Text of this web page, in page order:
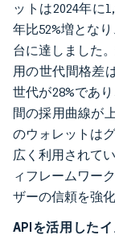
ットは2024年に
年比52%増とな
台に達しました
用の世代間格差
世代が28%であ
間の採用曲線が
のウォレットは
広く利用されて
ィフレームワー
ザーの信頼を強
APIを活用した